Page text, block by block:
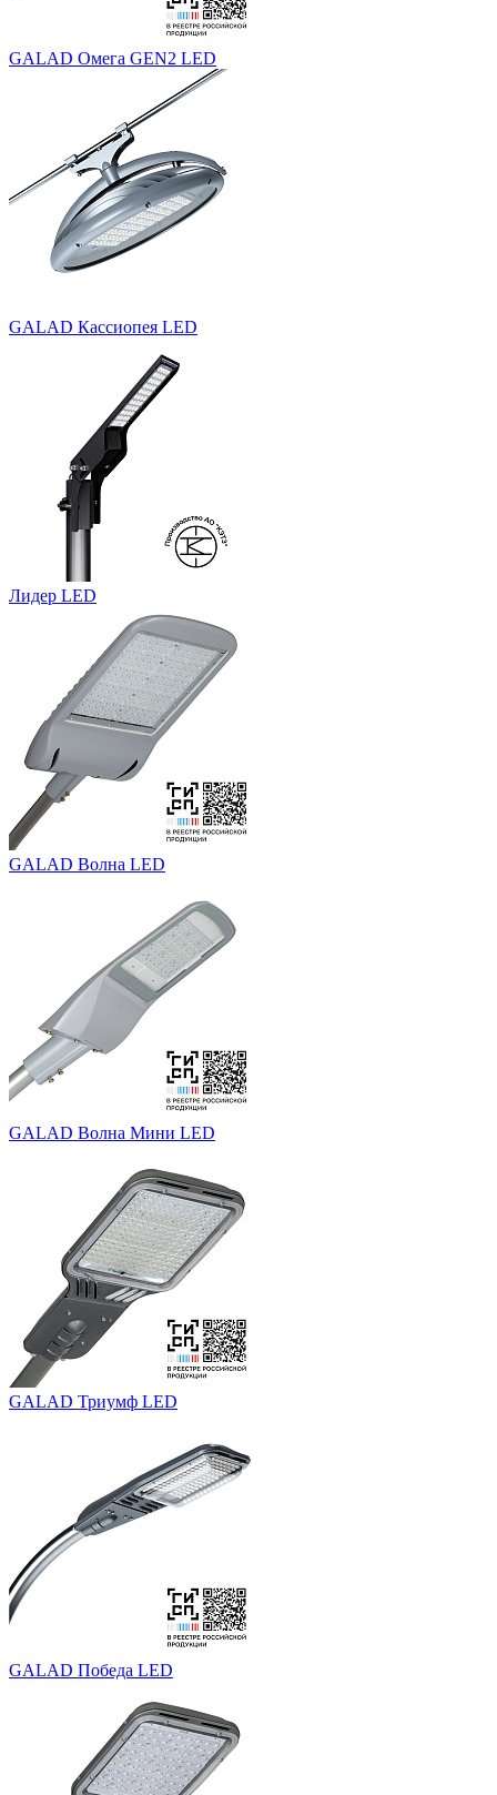
GALAD Омега GEN2 LED
GALAD Кассиопея LED
Лидер LED
GALAD Волна LED
GALAD Волна Мини LED
GALAD Триумф LED
GALAD Победа LED